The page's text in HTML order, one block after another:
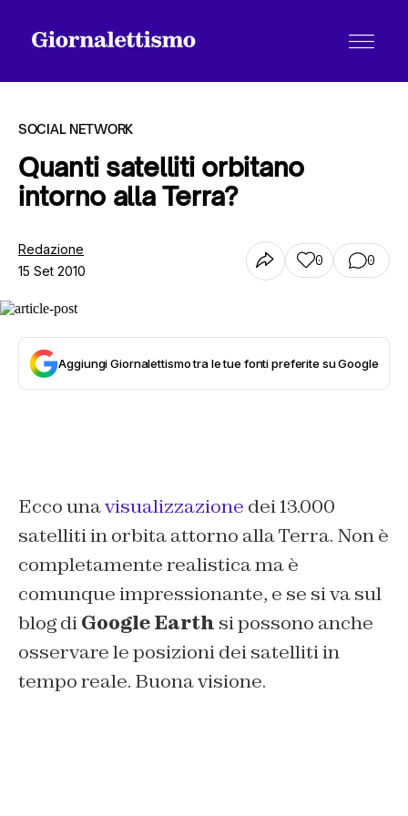
Tutti gli articoli
Chi siamo
Contatti
SOCIAL NETWORK
Quanti satelliti orbitano
intorno alla Terra?
Redazione
15 Set 2010
0 0
Aggiungi Giornalettismo tra le tue fonti preferite su Google
Ecco unavisualizzazione dei 13.000
satelliti in orbita attorno alla Terra. Non è
completamente realistica ma è
comunque impressionante, e se si va sul
blog diGoogle Earth si possono anche
osservare le posizioni dei satelliti in
tempo reale. Buona visione.